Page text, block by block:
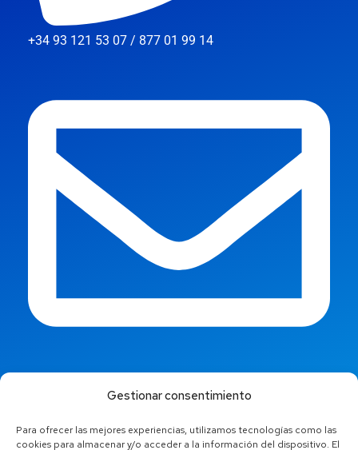
Gestionar consentimiento
Para ofrecer las mejores experiencias, utilizamos tecnologías como las
cookies para almacenar y/o acceder a la información del dispositivo. El
+34 93 121 53 07 / 877 01 99 14